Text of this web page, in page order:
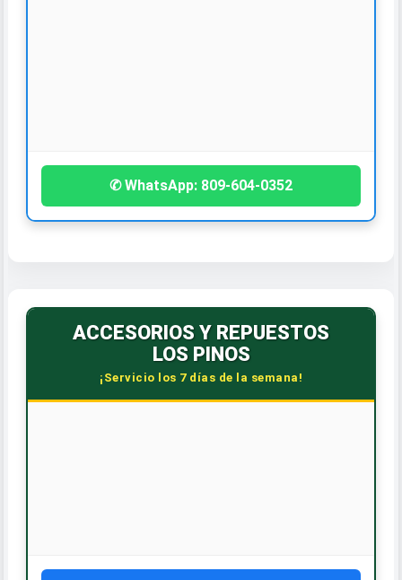
✆ WhatsApp: 809-604-0352
ACCESORIOS Y REPUESTOS
LOS PINOS
¡Servicio los 7 días de la semana!